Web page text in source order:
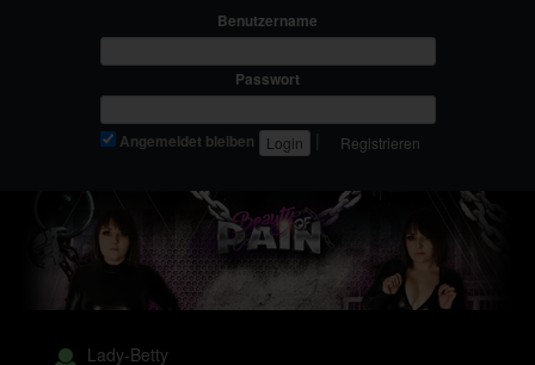
Benutzername
Passwort
Angemeldet bleiben Registrieren
Lady-Betty